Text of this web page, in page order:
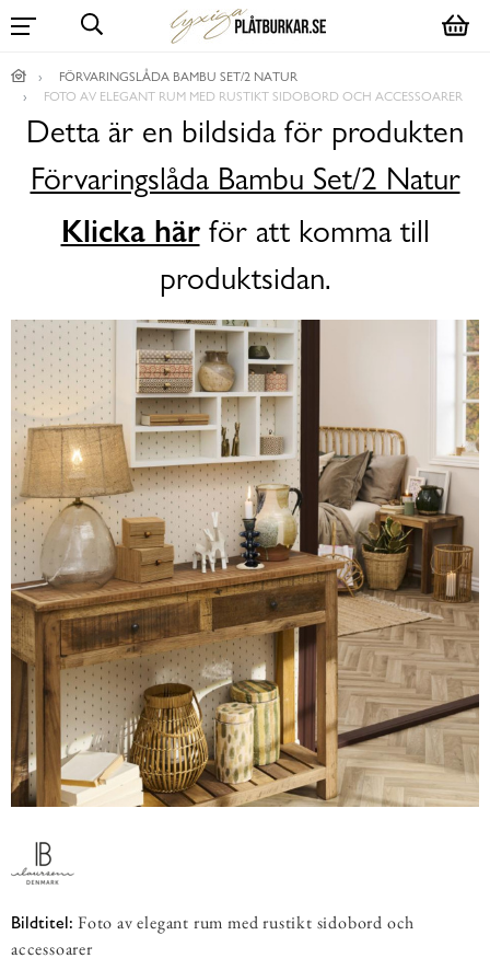
FÖRVARINGSLÅDA BAMBU SET/2 NATUR
FOTO AV ELEGANT RUM MED RUSTIKT SIDOBORD OCH ACCESSOARER
Detta är en bildsida för produkten
Förvaringslåda Bambu Set/2 Natur
Klicka härför att komma till
produktsidan.
Bildtitel: Foto av elegant rum med rustikt sidobord och
accessoarer